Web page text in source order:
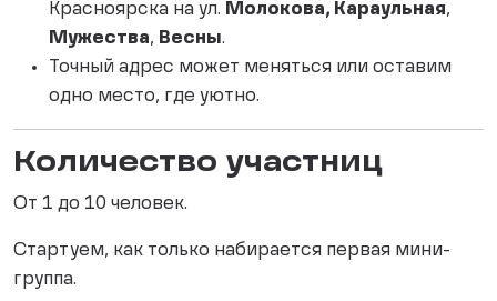
Красноярска на ул. Молокова, Караульная,
Мужества, Весны.
Точный адрес может меняться или оставим
одно место, где уютно.
Количество участниц
От 1 до 10 человек.
Стартуем, как только набирается первая мини-
группа.